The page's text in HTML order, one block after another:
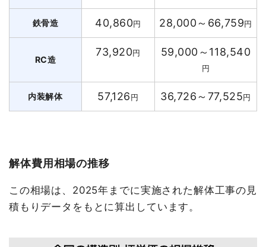
鉄骨造 40,860円 28,000～66,759円
RC造
73,920円 59,000～118,540
円
内装解体 57,126円 36,726～77,525円
解体費用相場の推移
この相場は、2025年までに実施された解体工事の見
積もりデータをもとに算出しています。